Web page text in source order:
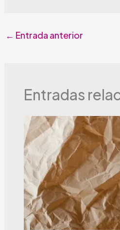
← Entrada anterior
Entradas